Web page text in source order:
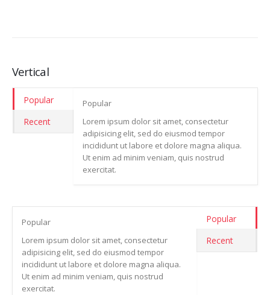
Vertical
Popular
Recent
Popular
Lorem ipsum dolor sit amet, consectetur
adipisicing elit, sed do eiusmod tempor
incididunt ut labore et dolore magna aliqua.
Ut enim ad minim veniam, quis nostrud
exercitat.
Popular
Lorem ipsum dolor sit amet, consectetur
adipisicing elit, sed do eiusmod tempor
incididunt ut labore et dolore magna aliqua.
Ut enim ad minim veniam, quis nostrud
exercitat.
Popular
Recent